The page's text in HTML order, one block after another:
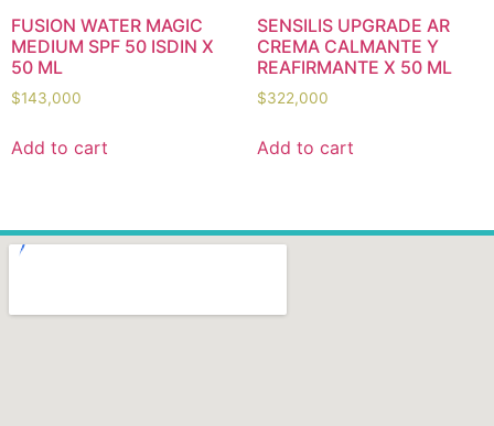
FUSION WATER MAGIC
MEDIUM SPF 50 ISDIN X
50 ML
$143,000
Add to cart
SENSILIS UPGRADE AR
CREMA CALMANTE Y
REAFIRMANTE X 50 ML
$322,000
Add to cart